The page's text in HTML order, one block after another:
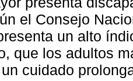
el Consejo
un alto
que los adultos
cuidado